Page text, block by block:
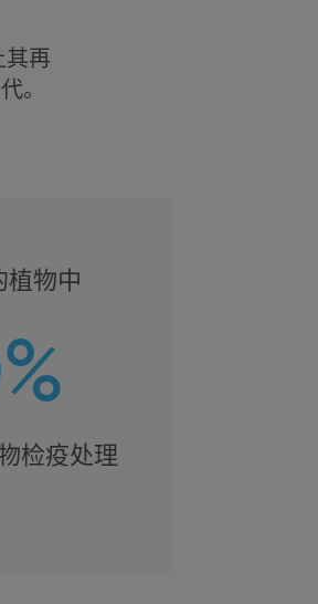
其再
。
植物中
检疫处理